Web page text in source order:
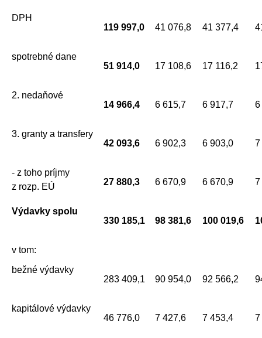
DPH
119 997,0
41 076,8 41 377,4
spotrebné dane
51 914,0
17 108,6 17 116,2
2. nedaňové
14 966,4
6 615,7 6 917,7
3. granty a transfery
42 093,6
6 902,3 6 903,0
- z toho príjmy
z rozp. EÚ
27 880,3 6 670,9 6 670,9
Výdavky spolu
330 185,1
98 381,6 100 019,6
v tom:
bežné výdavky
283 409,1
90 954,0 92 566,2
kapitálové výdavky
46 776,0
7 427,6 7 453,4